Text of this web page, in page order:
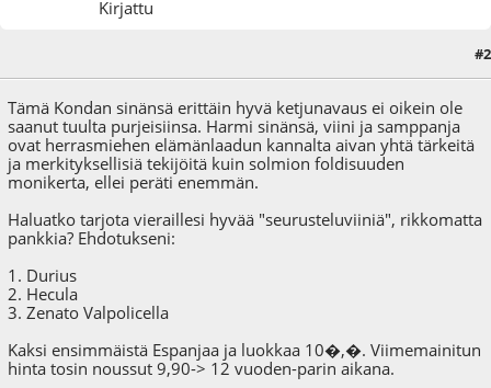
Kirjattu
#2
Tämä Kondan sinänsä erittäin hyvä ketjunavaus ei oikein ole
saanut tuulta purjeisiinsa. Harmi sinänsä, viini ja samppanja
ovat herrasmiehen elämänlaadun kannalta aivan yhtä tärkeitä
ja merkityksellisiä tekijöitä kuin solmion foldisuuden
monikerta, ellei peräti enemmän.
Haluatko tarjota vieraillesi hyvää "seurusteluviiniä", rikkomatta
pankkia? Ehdotukseni:
1. Durius
2. Hecula
3. Zenato Valpolicella
Kaksi ensimmäistä Espanjaa ja luokkaa 10�,�. Viimemainitun
hinta tosin noussut 9,90-> 12 vuoden-parin aikana.